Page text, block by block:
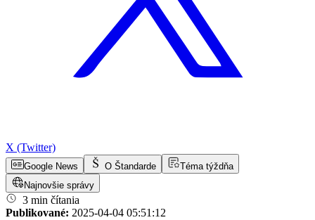
X (Twitter)
Google News O Štandarde
Téma týždňa
Najnovšie správy
3 min čítania
Publikované: 2025-04-04 05:51:12